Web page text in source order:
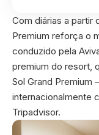
Com diárias a partir
Premium reforça o
conduzido pela
premium do resort,
Sol Grand
internacionalmente
Tripadvisor.